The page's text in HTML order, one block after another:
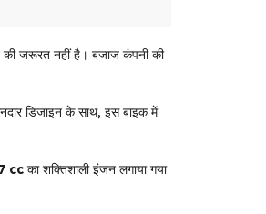
की जरूरत नहीं है। बजाज कंपनी की
डिजाइन के साथ, इस बाइक में
cc का शक्तिशाली इंजन लगाया गया